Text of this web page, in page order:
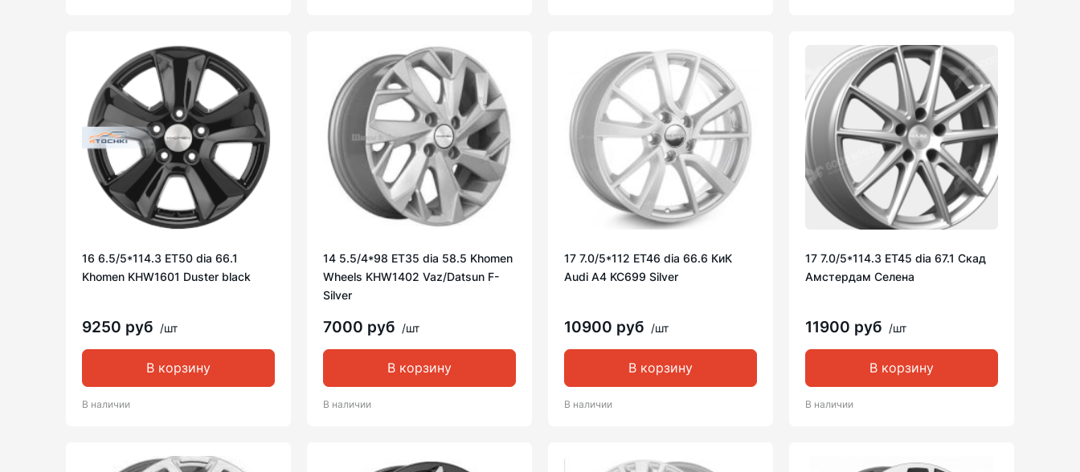
16 6.5/5*114.3 ET50 dia 66.1
Khomen KHW1601 Duster black
9250 руб /шт
В корзину
В наличии
14 5.5/4*98 ET35 dia 58.5 Khomen
Wheels KHW1402 Vaz/Datsun F-
Silver
7000 руб /шт
В корзину
В наличии
17 7.0/5*112 ET46 dia 66.6 КиК
Audi A4 KC699 Silver
10900 руб /шт
В корзину
В наличии
17 7.0/5*114.3 ET45 dia 67.1 Скад
Амстердам Селена
11900 руб /шт
В корзину
В наличии